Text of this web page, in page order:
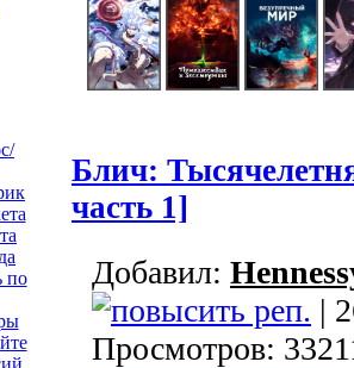
по
Блич:
часть 1]
Добавил:
|
Просмотров: